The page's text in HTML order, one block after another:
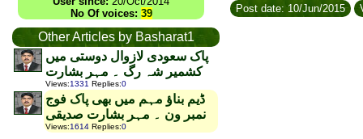
No Of voices: 39
Other Articles by Basharat1
پاک سعودی لازوال دوستی میں
کشمیر شہ رگ ۔ مہر بشارت
Views:1331 Replies:0
ڈیم بناؤ مہم میں بھی پاک فوج
نمبر ون ۔ مہر بشارت صدیقی
Views:1614 Replies:0
Post date: 10/Jun/2015